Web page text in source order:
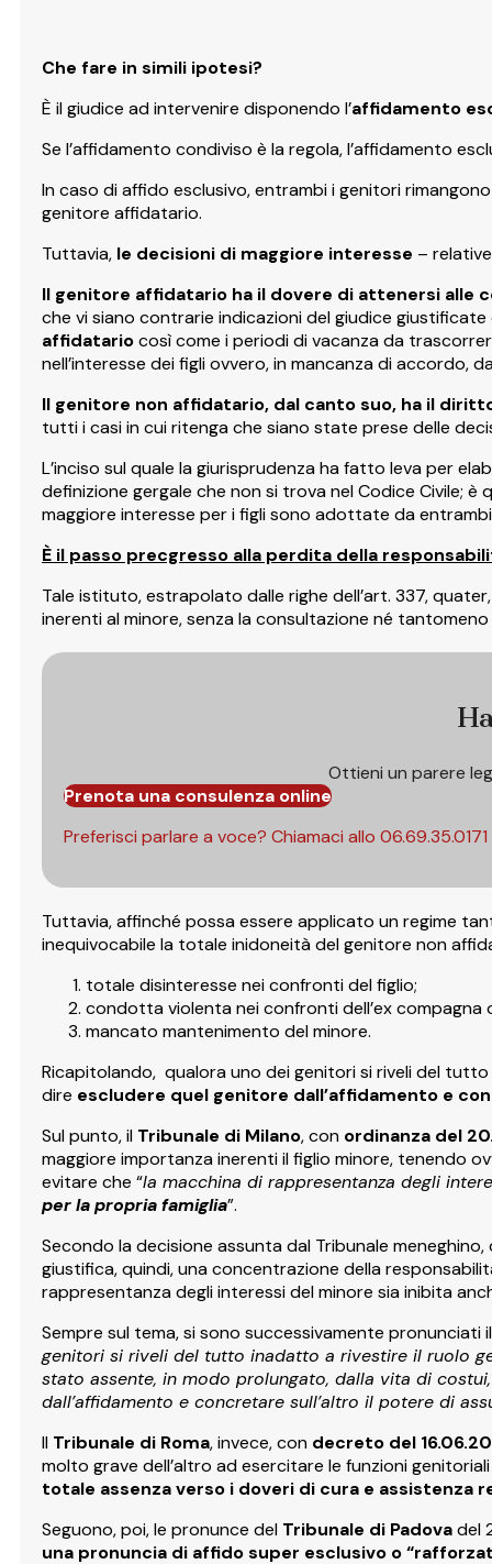
Che fare in simili ipotesi?
È il giudice ad intervenire disponendo l’affidamento
Se l’affidamento condiviso è la regola, l’affidamento
In caso di affido esclusivo, entrambi i genitori
genitore affidatario.
Tuttavia, le decisioni di maggiore interesse –
Il genitore affidatario ha il dovere di attenersi
che vi siano contrarie indicazioni del giudice
affidatariocosì come i periodi di vacanza da
nell’interesse dei figli ovvero, in mancanza di accordo,
Il genitore non affidatario, dal canto suo, ha il
tutti i casi in cui ritenga che siano state prese delle
L’inciso sul quale la giurisprudenza ha fatto leva per
definizione gergale che non si trova nel Codice Civile;
maggiore interesse per i figli sono adottate da
È il passo precgresso alla perdita della
Tale istituto, estrapolato dalle righe dell’art. 337,
inerenti al minore, senza la consultazione né
Ottieni un parere
Prenota una consulenza online
Preferisci parlare a voce? Chiamaci allo 06.69.35.0171
Tuttavia, affinché possa essere applicato un regime
inequivocabile la totale inidoneità del genitore non
totale disinteresse nei confronti del figlio;
condotta violenta nei confronti dell’ex compagna
mancato mantenimento del minore.
Ricapitolando, qualora uno dei genitori si riveli del
dire escludere quel genitore dall’affidamento e
Sul punto, il Tribunale di Milano, con ordinanza del
maggiore importanza inerenti il figlio minore, tenendo
evitare che “la macchina di rappresentanza degli
per la propria famiglia”.
Secondo la decisione assunta dal Tribunale meneghino,
giustifica, quindi, una concentrazione della
rappresentanza degli interessi del minore sia inibita
Sempre sul tema, si sono successivamente pronunciati
genitori si riveli del tutto inadatto a rivestire il ruolo
stato assente, in modo prolungato, dalla vita di
dall’affidamento e concretare sull’altro il potere di
Il Tribunale di Roma, invece, con decreto del
molto grave dell’altro ad esercitare le funzioni
totale assenza verso i doveri di cura e assistenza
Seguono, poi, le pronunce del Tribunale di Padovadel
una pronuncia di affido super esclusivo o